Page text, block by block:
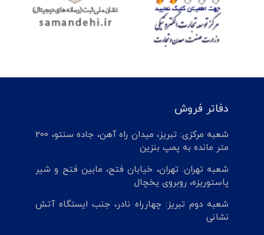
دفاتر فروش
شعبه مرکزی: تبریز، میدان راه آهن، جاده سنتو، 200
متر مانده به پمپ بنزین
شعبه تهران: تهران، خیابان فتح، مابین فتح و شیر
پاستوریزه، روبروی یخچال
شعبه دوم تبریز: چهارراه نادر، جنب ایستگاه آتش
نشانی